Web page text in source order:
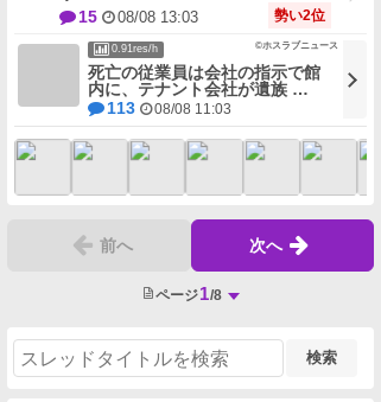
15 08/08 13:03 勢い2位
死亡の従業員は会社の指示で館
内に、テナント会社が遺族 …
113
08/08 11:03
0.91res/h ©ホスラブニュース
前へ 次へ
ページ1 /8
検索